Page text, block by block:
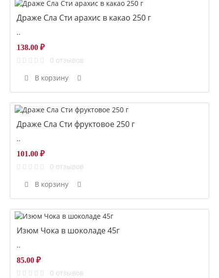
Драже Сла Сти арахис в какао 250 г
..
138.00 ₽
0 отзывов
В корзину
Драже Сла Сти фруктовое 250 г
..
101.00 ₽
0 отзывов
В корзину
Изюм Чока в шоколаде 45г
..
85.00 ₽
0 отзывов